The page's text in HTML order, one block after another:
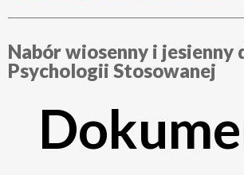
Nabór wiosenny i
Psychologii Stosowanej